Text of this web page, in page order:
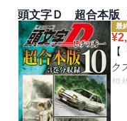
頭文字Ｄ 超合本版
最
¥
ク
規